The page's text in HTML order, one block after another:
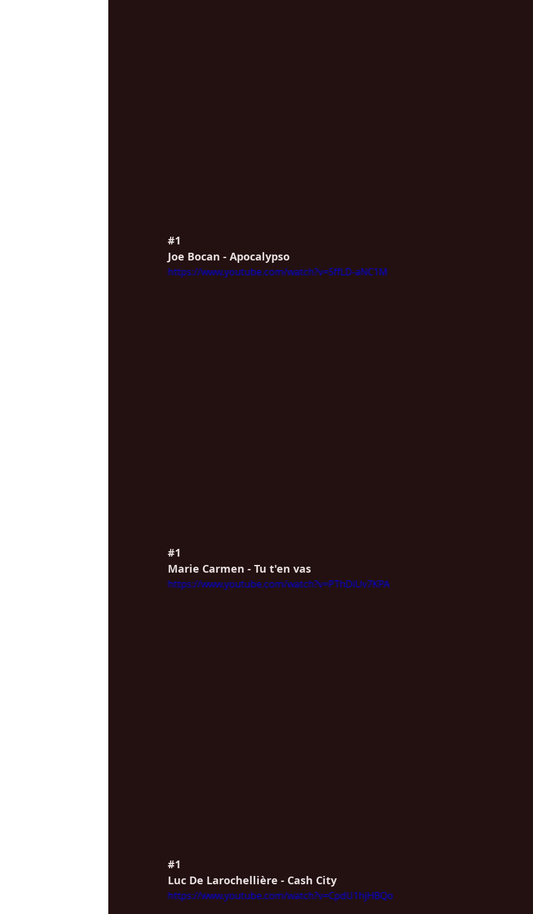
#1
Joe Bocan - Apocalypso
https://www.youtube.com/watch?v=5ffLD-aNC1M
#1
Marie Carmen - Tu t'en vas
https://www.youtube.com/watch?v=PThDiUv7KPA
#1
Luc De Larochellière - Cash City
https://www.youtube.com/watch?v=CpdU1hjHBQo